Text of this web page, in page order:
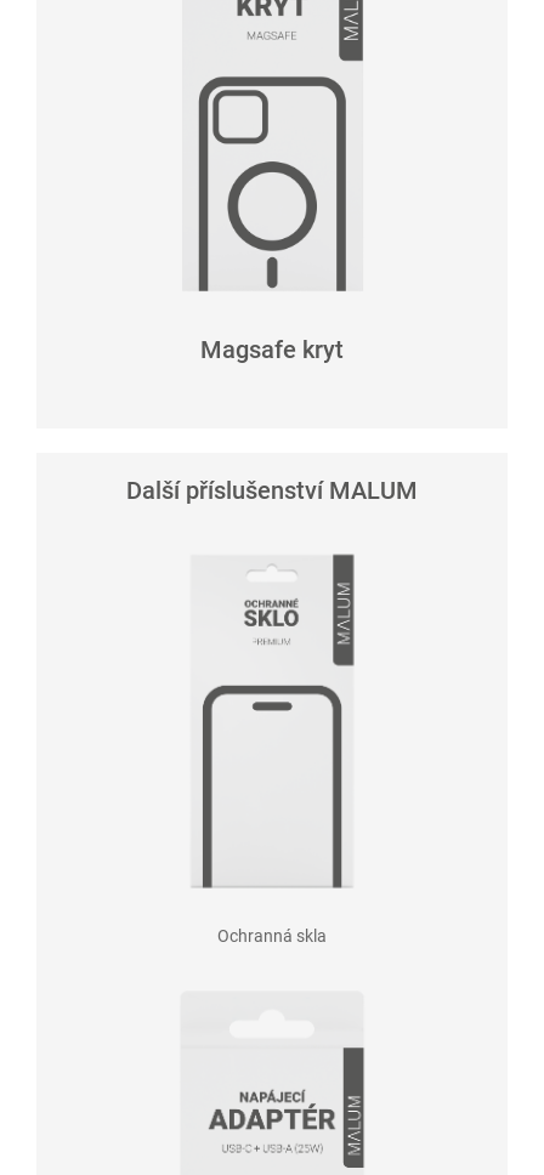
Magsafe kryt
Další příslušenství MALUM
Ochranná skla